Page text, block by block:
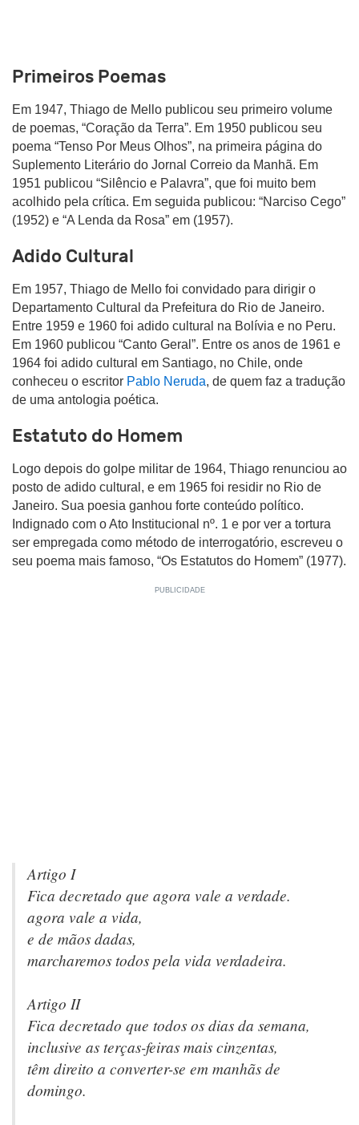
Primeiros Poemas
Em 1947, Thiago de Mello publicou seu primeiro volume
de poemas, “Coração da Terra”. Em 1950 publicou seu
poema “Tenso Por Meus Olhos”, na primeira página do
Suplemento Literário do Jornal Correio da Manhã. Em
1951 publicou “Silêncio e Palavra”, que foi muito bem
acolhido pela crítica. Em seguida publicou: “Narciso Cego”
(1952) e “A Lenda da Rosa” em (1957).
Adido Cultural
Em 1957, Thiago de Mello foi convidado para dirigir o
Departamento Cultural da Prefeitura do Rio de Janeiro.
Entre 1959 e 1960 foi adido cultural na Bolívia e no Peru.
Em 1960 publicou “Canto Geral”. Entre os anos de 1961 e
1964 foi adido cultural em Santiago, no Chile, onde
conheceu o escritor Pablo Neruda, de quem faz a tradução
de uma antologia poética.
Estatuto do Homem
Logo depois do golpe militar de 1964, Thiago renunciou ao
posto de adido cultural, e em 1965 foi residir no Rio de
Janeiro. Sua poesia ganhou forte conteúdo político.
Indignado com o Ato Institucional nº. 1 e por ver a tortura
ser empregada como método de interrogatório, escreveu o
seu poema mais famoso, “Os Estatutos do Homem” (1977).
Artigo I
Fica decretado que agora vale a verdade.
agora vale a vida,
e de mãos dadas,
marcharemos todos pela vida verdadeira.
Artigo II
Fica decretado que todos os dias da semana,
inclusive as terças-feiras mais cinzentas,
têm direito a converter-se em manhãs de
domingo.